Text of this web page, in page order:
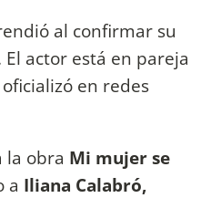
al confirmar su
actor está en pareja
en redes
la obra Mi mujer se
a Iliana Calabró,